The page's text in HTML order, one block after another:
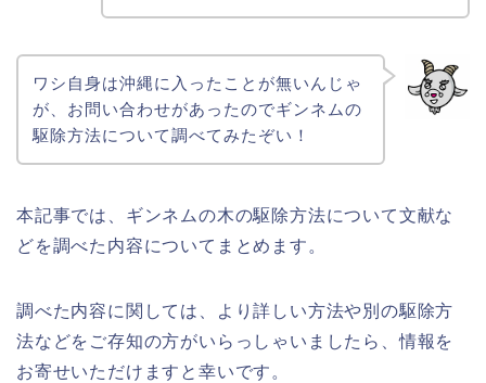
ワシ自身は沖縄に入ったことが無いんじゃ
が、お問い合わせがあったのでギンネムの
駆除方法について調べてみたぞい！
本記事では、ギンネムの木の駆除方法について文献な
どを調べた内容についてまとめます。
調べた内容に関しては、より詳しい方法や別の駆除方
法などをご存知の方がいらっしゃいましたら、情報を
お寄せいただけますと幸いです。